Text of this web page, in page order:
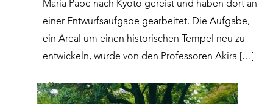
Maria Pape nach Kyoto gereist und haben dort an
einer Entwurfsaufgabe gearbeitet. Die Aufgabe,
ein Areal um einen historischen Tempel neu zu
entwickeln, wurde von den Professoren Akira […]
››